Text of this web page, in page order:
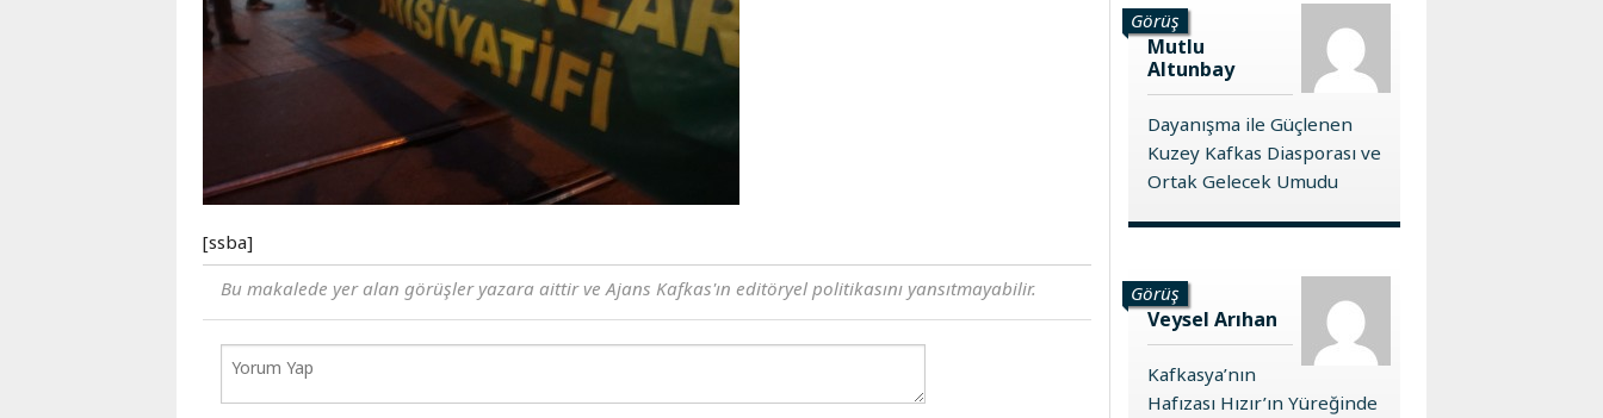
Kabardey-
Balkar
Karaçay-
Çerkes
Krasnodar
Kray
Kray
[ssba]
Bu makalede yer alan görüşler yazara aittir ve Ajans Kafkas'ın editöryel politikasını yansıtmayabilir.
Görüş
Mutlu
Altunbay
Dayanışma ile Güçlenen
Kuzey Kafkas Diasporası ve
Ortak Gelecek Umudu
Görüş
Veysel Arıhan
Kafkasya’nın
Hafızası Hızır’ın Yüreğinde